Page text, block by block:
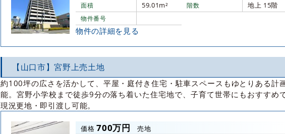
面積
59.01m² 階数 地上 15階
物件番号
物件の詳細を見る
【山口市】宮野上売土地
約100坪の広さを活かして、平屋・庭付き住宅・駐車スペースもゆとりある計
能。宮野小学校まで徒歩9分の落ち着いた住宅地で、子育て世帯にもおすすめ
現況更地・即引渡し可能。
価格 700万円 売地